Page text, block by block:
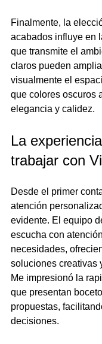
Finalmente, la
acabados influye en
que transmite el
claros pueden
visualmente el
que colores oscuros
elegancia y calidez.
La
trabajar con
Desde el primer
atención
evidente. El equipo
escucha con
necesidades,
soluciones creativas
Me impresionó la
que presentan
propuestas,
decisiones.